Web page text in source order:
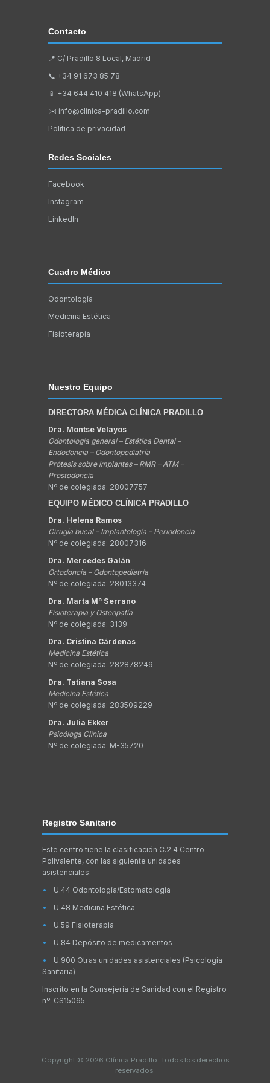
Contacto
📍 C/ Pradillo 8 Local, Madrid
📞 +34 91 673 85 78
📱 +34 644 410 418 (WhatsApp)
✉️ info@clinica-pradillo.com
Política de privacidad
Redes Sociales
Facebook
Instagram
LinkedIn
Cuadro Médico
Odontología
Medicina Estética
Fisioterapia
Nuestro Equipo
DIRECTORA MÉDICA CLÍNICA PRADILLO
Dra. Montse Velayos
Odontología general – Estética Dental –
Endodoncia – Odontopediatría
Prótesis sobre implantes – RMR – ATM –
Prostodoncia
Nº de colegiada: 28007757
EQUIPO MÉDICO CLÍNICA PRADILLO
Dra. Helena Ramos
Cirugía bucal – Implantología – Periodoncia
Nº de colegiada: 28007316
Dra. Mercedes Galán
Ortodoncia – Odontopediatría
Nº de colegiada: 28013374
Dra. Marta Mª Serrano
Fisioterapia y Osteopatía
Nº de colegiada: 3139
Dra. Cristina Cárdenas
Medicina Estética
Nº de colegiada: 282878249
Dra. Tatiana Sosa
Medicina Estética
Nº de colegiada: 283509229
Dra. Julia Ekker
Psicóloga Clínica
Nº de colegiada: M-35720
Registro Sanitario
Este centro tiene la clasificación C.2.4 Centro
Polivalente, con las siguiente unidades
asistenciales:
U.44 Odontología/Estomatología
U.48 Medicina Estética
U.59 Fisioterapia
U.84 Depósito de medicamentos
U.900 Otras unidades asistenciales (Psicología
Sanitaria)
Inscrito en la Consejería de Sanidad con el Registro
nº: CS15065
Copyright © 2026 Clínica Pradillo. Todos los derechos
reservados.